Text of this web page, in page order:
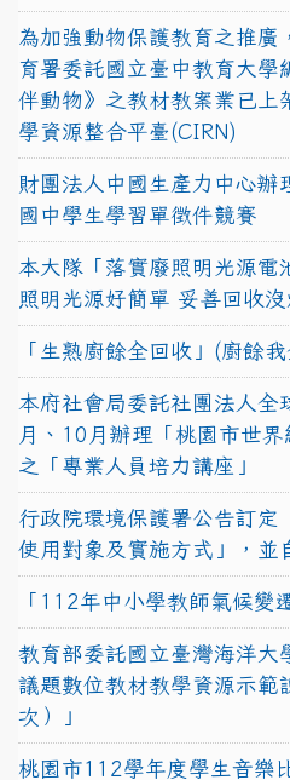
為加強動物保護教育之推廣
育署委託國立臺中教育大學
伴動物》之教材教案業已上
學資源整合平臺(CIRN)
財團法人中國生產力中心辦
國中學生學習單徵件競賽
本大隊「落實廢照明光源電
照明光源好簡單 妥善回收
「生熟廚餘全回收」(廚餘
本府社會局委託社團法人全
月、10月辦理「桃園市世界
之「專業人員培力講座」
行政院環境保護署公告訂定
使用對象及實施方式」，
「112年中小學教師氣候變
教育部委託國立臺灣海洋大
議題數位教材教學資源示範
次）」
桃園市112學年度學生音樂